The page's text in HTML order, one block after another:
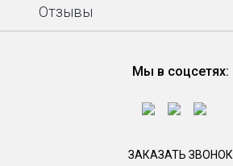
Отзывы
Мы в соцсетях:
ЗАКАЗАТЬ ЗВОНОК